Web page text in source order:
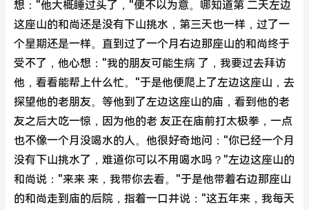
想："他大概睡过头了，"便不以为意。哪知道第 二天左边
这座山的和尚还是没有下山挑水，第三天也一样，过了一
个星期还是一样。直到过了一个月右边那座山的和尚终于
受不了，他心想："我的朋友可能生病 了，我要过去拜访
他，看看能帮上什么忙。"于是他便爬上了左边这座山，去
探望他的老朋友。等他到了左边这座山的庙，看到他的老
友之后大吃一惊，因为他的老 友正在庙前打太极拳，一点
也不像一个月没喝水的人。他很好奇地问："你已经一个月
没有下山挑水了，难道你可以不用喝水吗？"左边这座山的
和尚说："来来 来，我带你去看。"于是他带着右边那座山
的和尚走到庙的后院，指着一口井说："这五年来，我每天